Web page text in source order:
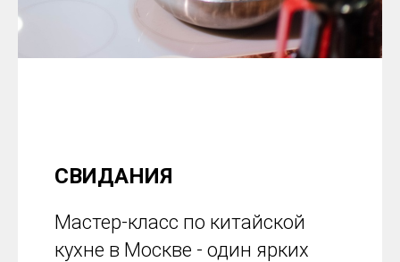
СВИДАНИЯ
Мастер-класс по китайской
кухне в Москве - один ярких